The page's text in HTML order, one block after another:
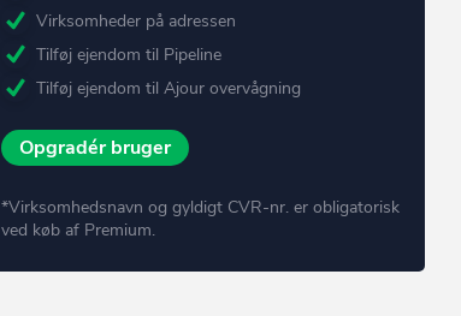
Virksomheder på adressen
Tilføj ejendom til Pipeline
Tilføj ejendom til Ajour overvågning
Opgradér bruger
*Virksomhedsnavn og gyldigt CVR-nr. er obligatorisk
ved køb af Premium.